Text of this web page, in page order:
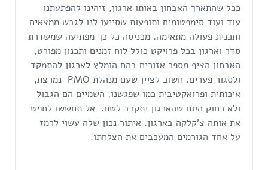
ככל שהתארך האבחון באותו ארגון, זיהינו להפתעתנו
עוד ועוד סימפטומים ותופעות שסייעו לנו לגבש ממצאים
ותכנית פעולה מתאימה. מכניסה כל כך מפתיעה שמשדרת
סדר וארגון בכל פרויקט כולל לוח זמנים ותכנון מפורט,
האבחון הציף מספר אזורים בהם הומלץ לארגון להתמקד
ולסגור פערים. חשוב לציין שעם מנהלת PMO נמרצת,
איכותית ופרואקטיבית כמו שפגשנו, השמיים הם הגבול
ולא רחוק היום שהארגון יתקרב לשם. אל תחששו לחפש
את אותה צ'קלקה בארגון. איתור נכון שלה עשוי לרמז
על אחד הגורמים המעכבים את הצלחתו.